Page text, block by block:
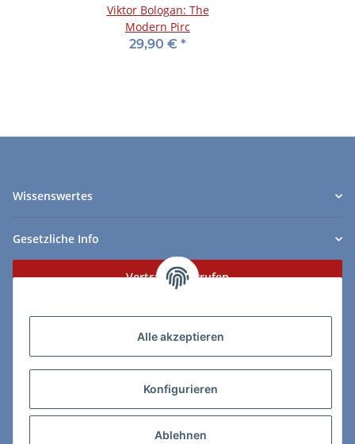
Alle akzeptieren
Konfigurieren
Ablehnen
Viktor Bologan: The
Modern Pirc
29,90 € *
Wissenswertes
Gesetzliche Info
Vertrag widerrufen